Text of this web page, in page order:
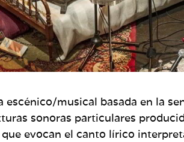
musical basada en la
sonoras particulares
evocan el canto lírico